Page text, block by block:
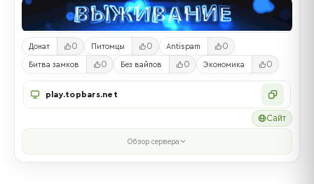
Донат 0 Питомцы 0 Antispam 0
Битва замков 0 Без вайпов 0 Экономика 0
play.topbars.net
Сайт
Обзор сервера